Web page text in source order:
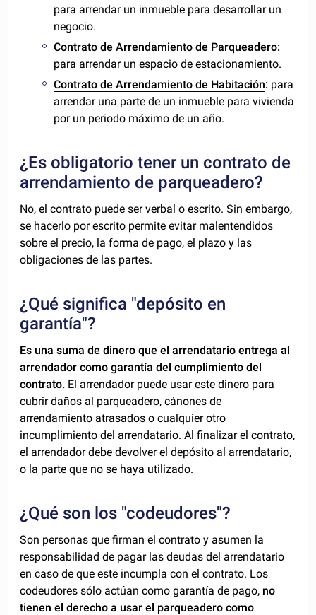
para arrendar un inmueble para desarrollar un
negocio.
Contrato de Arrendamiento de Parqueadero:
para arrendar un espacio de estacionamiento.
Contrato de Arrendamiento de Habitación: para
arrendar una parte de un inmueble para vivienda
por un periodo máximo de un año.
¿Es obligatorio tener un contrato de
arrendamiento de parqueadero?
No, el contrato puede ser verbal o escrito. Sin embargo,
se hacerlo por escrito permite evitar malentendidos
sobre el precio, la forma de pago, el plazo y las
obligaciones de las partes.
¿Qué significa "depósito en
garantía"?
Es una suma de dinero que el arrendatario entrega al
arrendador como garantía del cumplimiento del
contrato. El arrendador puede usar este dinero para
cubrir daños al parqueadero, cánones de
arrendamiento atrasados o cualquier otro
incumplimiento del arrendatario. Al finalizar el contrato,
el arrendador debe devolver el depósito al arrendatario,
o la parte que no se haya utilizado.
¿Qué son los "codeudores"?
Son personas que firman el contrato y asumen la
responsabilidad de pagar las deudas del arrendatario
en caso de que este incumpla con el contrato. Los
codeudores sólo actúan como garantía de pago, no
tienen el derecho a usar el parqueadero como